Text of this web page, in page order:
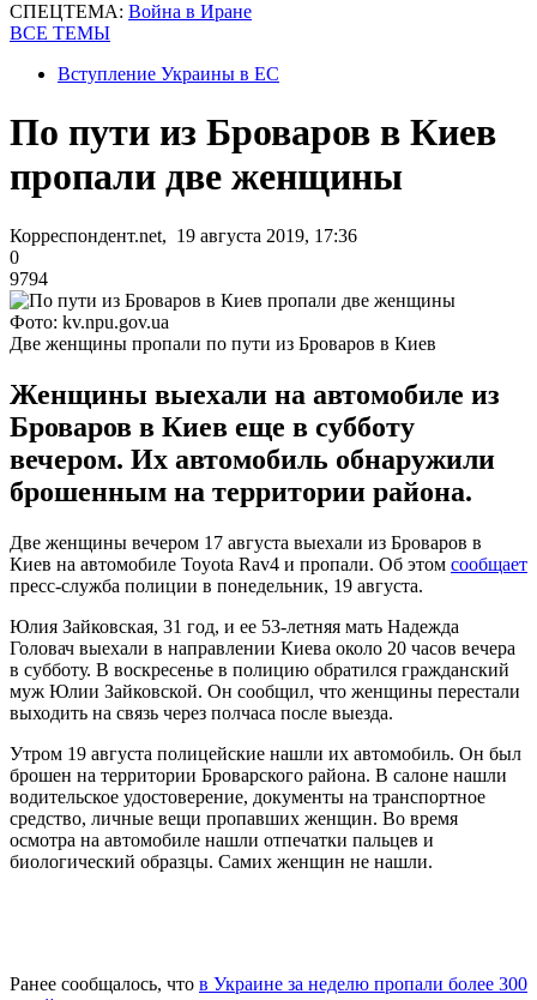
СПЕЦТЕМА: Война в Иране
ВСЕ ТЕМЫ
Вступление Украины в ЕС
По пути из Броваров в Киев
пропали две женщины
Корреспондент.net, 19 августа 2019, 17:36
0
9794
Фото: kv.npu.gov.ua
Две женщины пропали по пути из Броваров в Киев
Женщины выехали на автомобиле из
Броваров в Киев еще в субботу
вечером. Их автомобиль обнаружили
брошенным на территории района.
Две женщины вечером 17 августа выехали из Броваров в
Киев на автомобиле Toyota Rav4 и пропали. Об этом сообщает
пресс-служба полиции в понедельник, 19 августа.
Юлия Зайковская, 31 год, и ее 53-летняя мать Надежда
Головач выехали в направлении Киева около 20 часов вечера
в субботу. В воскресенье в полицию обратился гражданский
муж Юлии Зайковской. Он сообщил, что женщины перестали
выходить на связь через полчаса после выезда.
Утром 19 августа полицейские нашли их автомобиль. Он был
брошен на территории Броварского района. В салоне нашли
водительское удостоверение, документы на транспортное
средство, личные вещи пропавших женщин. Во время
осмотра на автомобиле нашли отпечатки пальцев и
биологический образцы. Самих женщин не нашли.
Ранее сообщалось, что в Украине за неделю пропали более 300